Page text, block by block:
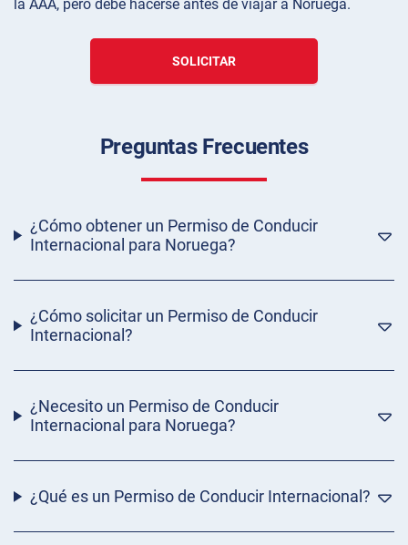
la AAA, pero debe hacerse antes de viajar a Noruega.
SOLICITAR
Preguntas Frecuentes
¿Cómo obtener un Permiso de Conducir
Internacional para Noruega?
¿Cómo solicitar un Permiso de Conducir
Internacional?
¿Necesito un Permiso de Conducir
Internacional para Noruega?
¿Qué es un Permiso de Conducir Internacional?